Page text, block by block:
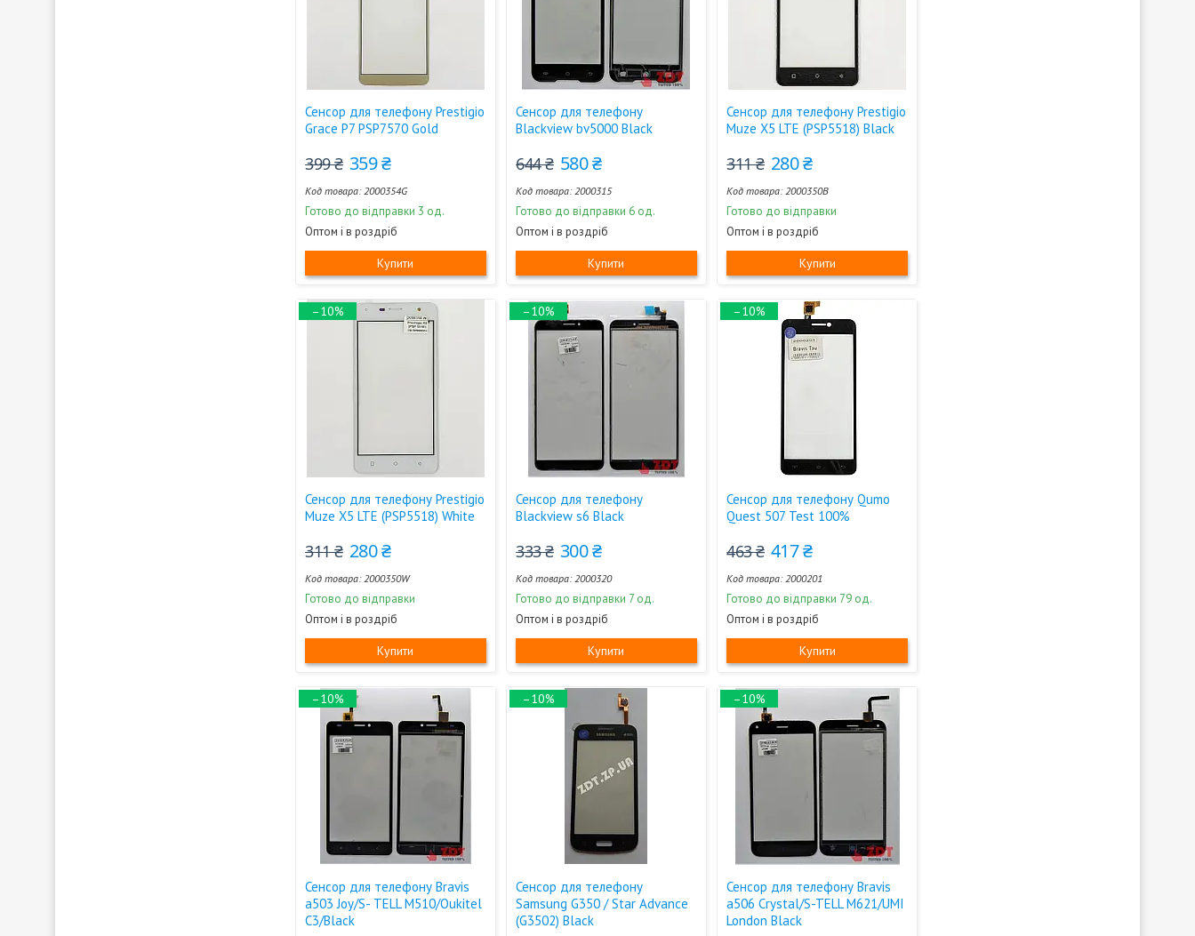
Сенсор для телефону Prestigio
Grace P7 PSP7570 Gold
399 ₴ 359 ₴
2000354G
Готово до відправки 3 од.
Оптом і в роздріб
Купити
Сенсор для телефону
Blackview bv5000 Black
644 ₴ 580 ₴
2000315
Готово до відправки 6 од.
Оптом і в роздріб
Купити
Сенсор для телефону Prestigio
Muze X5 LTE (PSP5518) Black
311 ₴ 280 ₴
2000350B
Готово до відправки
Оптом і в роздріб
Купити
–10%
Сенсор для телефону Prestigio
Muze X5 LTE (PSP5518) White
311 ₴ 280 ₴
2000350W
Готово до відправки
Оптом і в роздріб
Купити
–10%
Сенсор для телефону
Blackview s6 Black
333 ₴ 300 ₴
2000320
Готово до відправки 7 од.
Оптом і в роздріб
Купити
–10%
Сенсор для телефону Qumo
Quest 507 Test 100%
463 ₴ 417 ₴
2000201
Готово до відправки 79 од.
Оптом і в роздріб
Купити
–10%
Сенсор для телефону Bravis
a503 Joy/S- TELL M510/Oukitel
C3/Black
–10%
Сенсор для телефону
Samsung G350 / Star Advance
(G3502) Black
–10%
Сенсор для телефону Bravis
a506 Crystal/S-TELL M621/UMI
London Black